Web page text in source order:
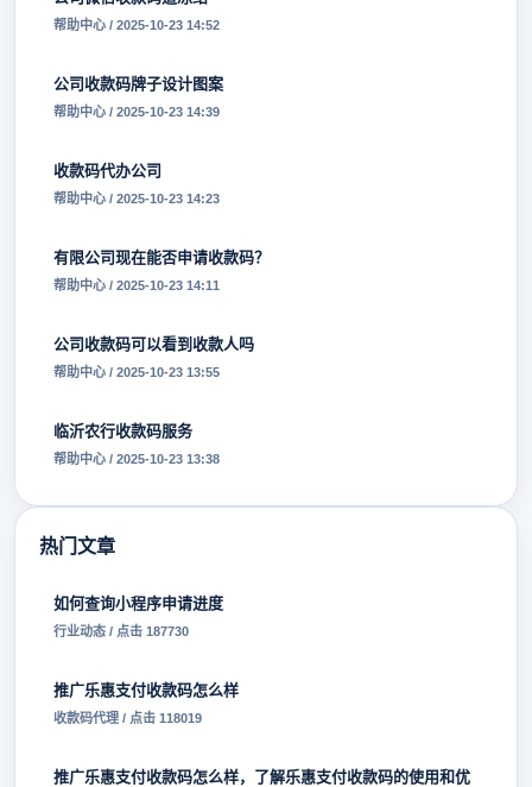
帮助中心 / 2025-10-23 14:52
公司收款码牌子设计图案
帮助中心 / 2025-10-23 14:39
收款码代办公司
帮助中心 / 2025-10-23 14:23
有限公司现在能否申请收款码？
帮助中心 / 2025-10-23 14:11
公司收款码可以看到收款人吗
帮助中心 / 2025-10-23 13:55
临沂农行收款码服务
帮助中心 / 2025-10-23 13:38
热门文章
如何查询小程序申请进度
行业动态 / 点击 187730
推广乐惠支付收款码怎么样
收款码代理 / 点击 118019
推广乐惠支付收款码怎么样，了解乐惠支付收款码的使用和优